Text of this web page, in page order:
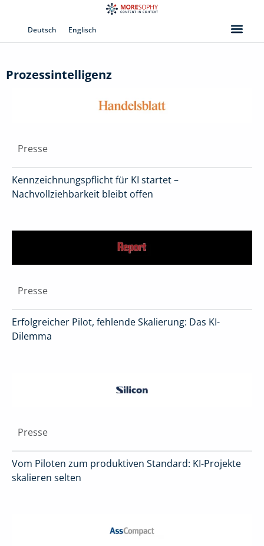
Deutsch Englisch
Prozessintelligenz
Presse
Kennzeichnungspflicht für KI startet –
Nachvollziehbarkeit bleibt offen
Presse
Erfolgreicher Pilot, fehlende Skalierung: Das KI-
Dilemma
Presse
Vom Piloten zum produktiven Standard: KI-Projekte
skalieren selten